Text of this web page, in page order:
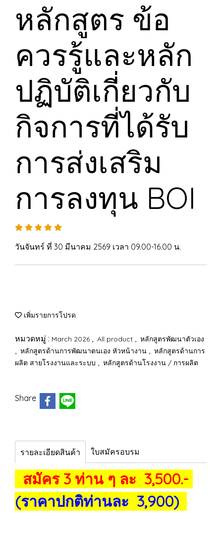
หลักสูตร ข้อ
ควรรู้และหลัก
ปฏิบัติเกี่ยวกับ
กิจการที่ได้รับ
การส่งเสริม
การลงทุน BOI
วันจันทร์ ที่ 30 มีนาคม 2569 เวลา 09.00-16.00 น.
เพิ่มรายการโปรด
หมวดหมู่ : March 2026 , All product , หลักสูตรพัฒนาตัวเอง
, หลักสูตรด้านการพัฒนาตนเอง หัวหน้างาน , หลักสูตรด้านการ
ผลิต สายโรงงานและระบบ , หลักสูตรด้านโรงงาน / การผลิต
Share
รายละเอียดสินค้า ใบสมัครอบรม
สมัคร 3 ท่าน ๆ ละ 3,500.-
(ราคาปกติท่านละ 3,900)